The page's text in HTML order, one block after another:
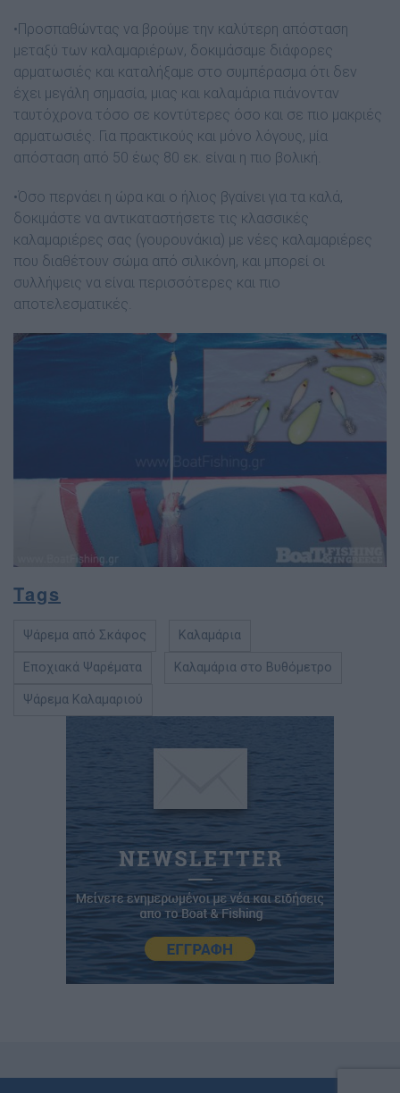
•Προσπαθώντας να βρούµε την καλύτερη απόσταση
µεταξύ των καλαµαριέρων, δοκιµάσαµε διάφορες
αρµατωσιές και καταλήξαµε στο συµπέρασµα ότι δεν
έχει µεγάλη σηµασία, µιας και καλαµάρια πιάνονταν
ταυτόχρονα τόσο σε κοντύτερες όσο και σε πιο µακριές
αρµατωσιές. Για πρακτικούς και µόνο λόγους, µία
απόσταση από 50 έως 80 εκ. είναι η πιο βολική.
•Όσο περνάει η ώρα και ο ήλιος βγαίνει για τα καλά,
δοκιµάστε να αντικαταστήσετε τις κλασσικές
καλαµαριέρες σας (γουρουνάκια) µε νέες καλαµαριέρες
που διαθέτουν σώµα από σιλικόνη, και µπορεί οι
συλλήψεις να είναι περισσότερες και πιο
αποτελεσµατικές.
Tags
Ψάρεμα από Σκάφος Καλαμάρια
Εποχιακά Ψαρέματα Καλαμάρια στο Βυθόμετρο
Ψάρεμα Καλαμαριού